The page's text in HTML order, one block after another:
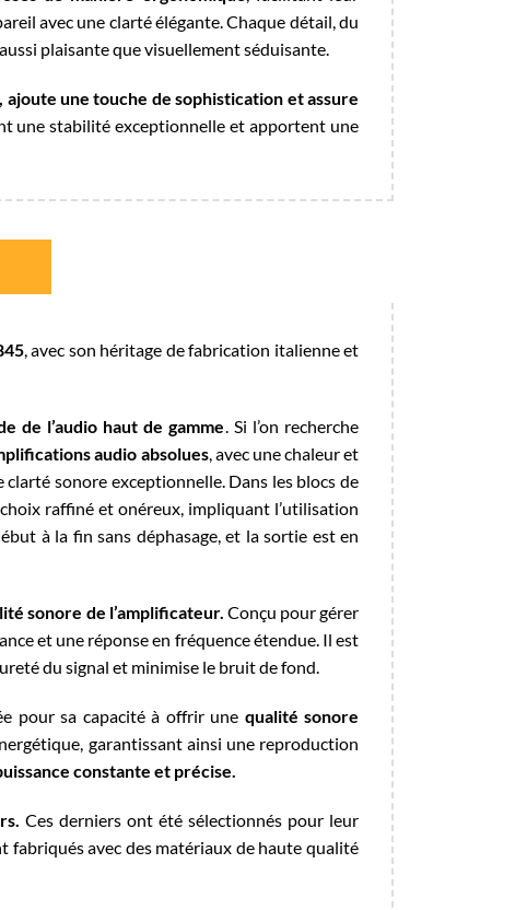
avec une clarté élégante. Chaque détail, du
plaisante que visuellement séduisante.
une touche de sophistication et assure
une stabilité exceptionnelle et apportent une
, avec son héritage de fabrication italienne et
de l’audio haut de gamme. Si l’on recherche
audio absolues, avec une chaleur et
sonore exceptionnelle. Dans les blocs de
raffiné et onéreux, impliquant l’utilisation
à la fin sans déphasage, et la sortie est en
sonore de l’amplificateur. Conçu pour gérer
et une réponse en fréquence étendue. Il est
du signal et minimise le bruit de fond.
pour sa capacité à offrir une qualité sonore
garantissant ainsi une reproduction
constante et précise.
Ces derniers ont été sélectionnés pour leur
fabriqués avec des matériaux de haute qualité